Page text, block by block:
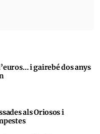
i gairebé dos anys
als Oriosos i